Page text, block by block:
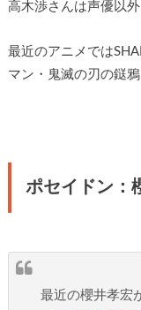
高木渉さんは声優以
最近のアニメでは
マン・鬼滅の刃の鎹
ポセイドン：
最近の櫻井孝宏